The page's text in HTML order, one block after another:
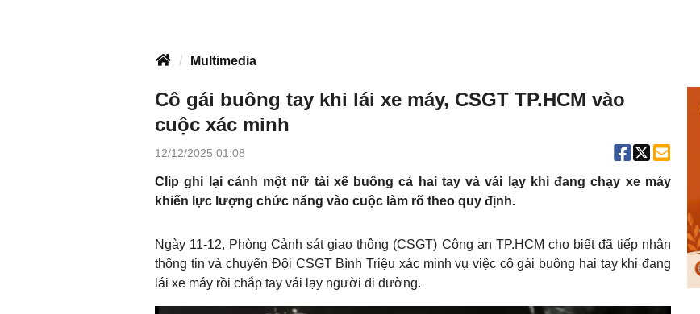
Multimedia
Cô gái buông tay khi lái xe máy, CSGT TP.HCM vào
cuộc xác minh
12/12/2025 01:08
Clip ghi lại cảnh một nữ tài xế buông cả hai tay và vái lạy khi đang chạy xe máy
khiến lực lượng chức năng vào cuộc làm rõ theo quy định.
Ngày 11-12, Phòng Cảnh sát giao thông (CSGT) Công an TP.HCM cho biết đã tiếp nhận
thông tin và chuyển Đội CSGT Bình Triệu xác minh vụ việc cô gái buông hai tay khi đang
lái xe máy rồi chắp tay vái lạy người đi đường.